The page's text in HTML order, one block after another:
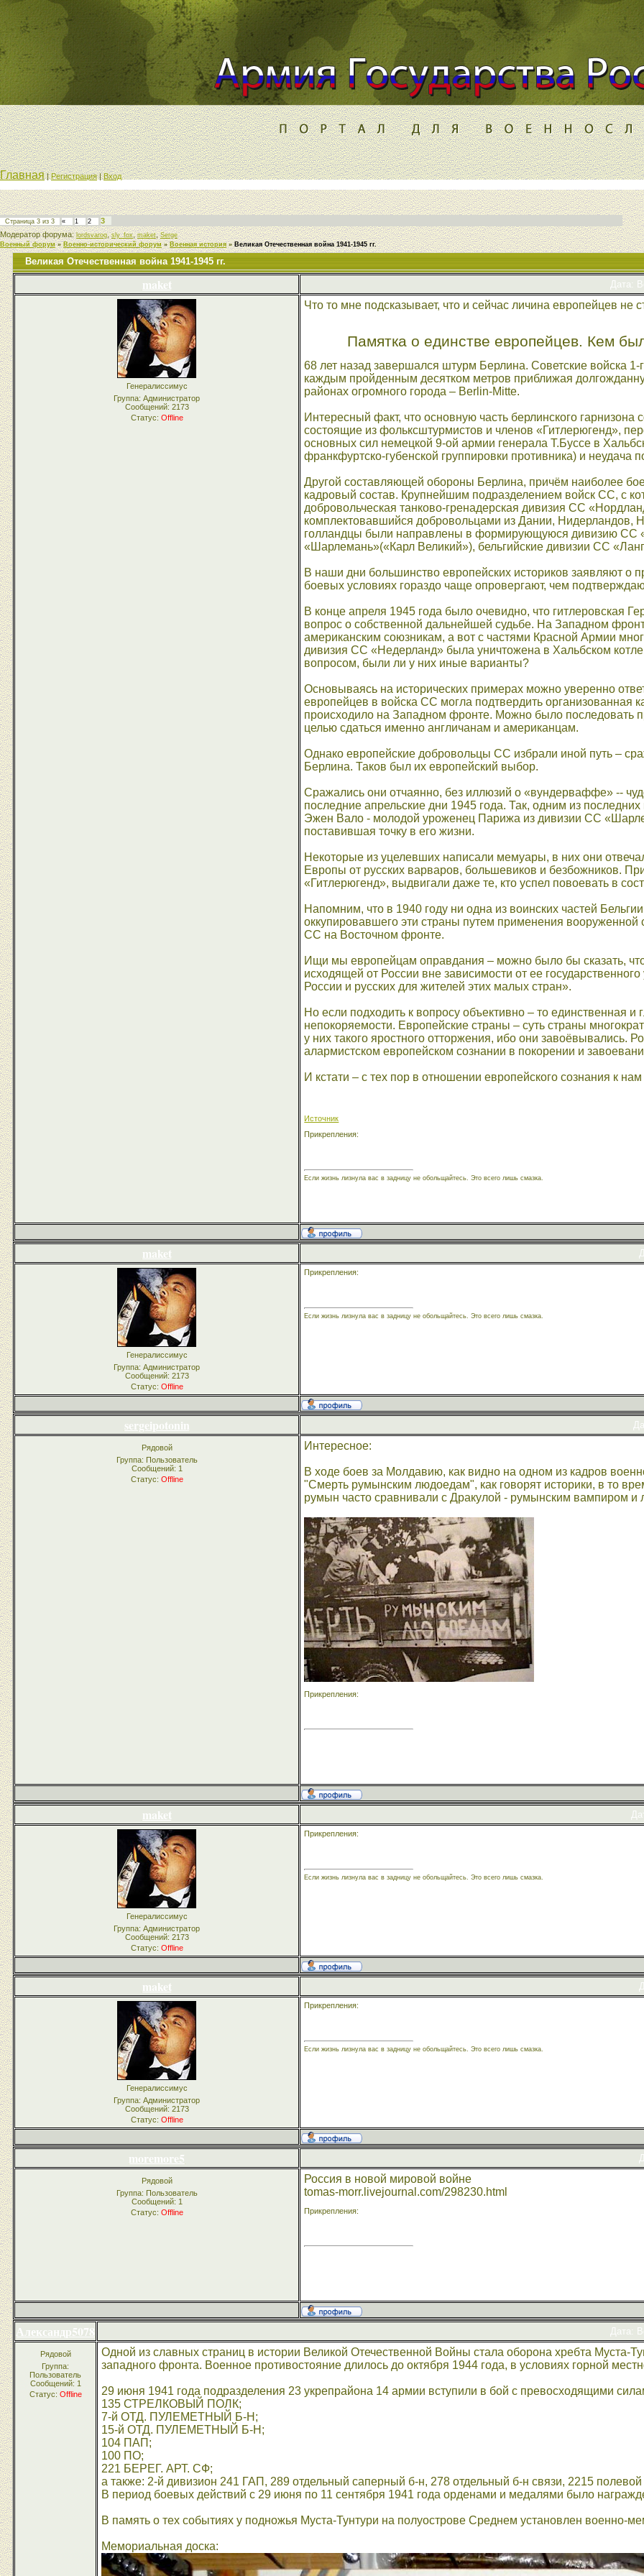
Главная|Регистрация|Вход
Страница 3 из 3 « 1 2
3
Модератор форума:lordsvarog,sly_fox,maket,Serge
Военный форум » Военно-исторический форум » Военная история » Великая Отечественная война 1941-1945 гг.
Великая Отечественная война 1941-1945 гг.
maket Дата:
Генералиссимус
Группа: Администратор
Сообщений: 2173
Статус: Offline
Что то мне подсказывает, что и сейчас личина европейцев не
Памятка о единстве европейцев. Кем
68 лет назад завершался штурм Берлина. Советские войска 1-
каждым пройденным десятком метров приближая
районах огромного города – Berlin-Mitte.
Интересный факт, что основную часть берлинского
состоящие из фольксштурмистов и членов «Гитлерюгенд»,
основных сил немецкой 9-ой армии генерала Т.Буссе в
франкфуртско-губенской группировки противника) и
Другой составляющей обороны Берлина, причём наиболее
кадровый состав. Крупнейшим подразделением войск СС, с
добровольческая танково-гренадерская дивизия СС
комплектовавшийся добровольцами из Дании, Нидерландов,
голландцы были направлены в формирующуюся дивизию СС
«Шарлемань»(«Карл Великий»), бельгийские дивизии СС
В наши дни большинство европейских историков заявляют о
боевых условиях гораздо чаще опровергают, чем
В конце апреля 1945 года было очевидно, что гитлеровская
вопрос о собственной дальнейшей судьбе. На Западном
американским союзникам, а вот с частями Красной Армии
дивизия СС «Недерланд» была уничтожена в Хальбском
вопросом, были ли у них иные варианты?
Основываясь на исторических примерах можно уверенно
европейцев в войска СС могла подтвердить организованная
происходило на Западном фронте. Можно было последовать
целью сдаться именно англичанам и американцам.
Однако европейские добровольцы СС избрали иной путь –
Берлина. Таков был их европейский выбор.
Сражались они отчаянно, без иллюзий о «вундерваффе» --
последние апрельские дни 1945 года. Так, одним из
Эжен Вало - молодой уроженец Парижа из дивизии СС
поставившая точку в его жизни.
Некоторые из уцелевших написали мемуары, в них они
Европы от русских варваров, большевиков и безбожников.
«Гитлерюгенд», выдвигали даже те, кто успел повоевать в
Напомним, что в 1940 году ни одна из воинских частей
оккупировавшего эти страны путем применения вооруженной
СС на Восточном фронте.
Ищи мы европейцам оправдания – можно было бы сказать,
исходящей от России вне зависимости от ее
России и русских для жителей этих малых стран».
Но если подходить к вопросу объективно – то единственная
непокоряемости. Европейские страны – суть страны
у них такого яростного отторжения, ибо они
алармистском европейском сознании в покорении и
И кстати – с тех пор в отношении европейского сознания к
Источник
Прикрепления:
Если жизнь лизнула вас в задницу не обольщайтесь. Это всего лишь смазка.
maket
Генералиссимус
Группа: Администратор
Сообщений: 2173
Статус: Offline
Прикрепления:
Если жизнь лизнула вас в задницу не обольщайтесь. Это всего лишь смазка.
sergeipotonin
Рядовой
Группа: Пользователь
Сообщений: 1
Статус: Offline
Интересное:
В ходе боев за Молдавию, как видно на одном из кадров
"Смерть румынским людоедам", как говорят историки, в то
румын часто сравнивали с Дракулой - румынским вампиром и
Прикрепления:
maket
Генералиссимус
Группа: Администратор
Сообщений: 2173
Статус: Offline
Прикрепления:
Если жизнь лизнула вас в задницу не обольщайтесь. Это всего лишь смазка.
maket
Генералиссимус
Группа: Администратор
Сообщений: 2173
Статус: Offline
Прикрепления:
Если жизнь лизнула вас в задницу не обольщайтесь. Это всего лишь смазка.
moremore5
Рядовой
Группа: Пользователь
Сообщений: 1
Статус: Offline
Россия в новой мировой войне
tomas-morr.livejournal.com/298230.html
Прикрепления:
Александр5078 Дата:
Рядовой
Группа:
Пользователь
Сообщений: 1
Статус: Offline
Одной из славных страниц в истории Великой Отечественной Войны стала оборона хребта
западного фронта. Военное противостояние длилось до октября 1944 года, в условиях горной
29 июня 1941 года подразделения 23 укрепрайона 14 армии вступили в бой с превосходящими
135 СТРЕЛКОВЫЙ ПОЛК;
7-й ОТД. ПУЛЕМЕТНЫЙ Б-Н;
15-й ОТД. ПУЛЕМЕТНЫЙ Б-Н;
104 ПАП;
100 ПО;
221 БЕРЕГ. АРТ. СФ;
а также: 2-й дивизион 241 ГАП, 289 отдельный саперный б-н, 278 отдельный б-н связи, 2215
В период боевых действий с 29 июня по 11 сентября 1941 года орденами и медалями было
В память о тех событиях у подножья Муста-Тунтури на полуострове Среднем установлен военно-
Мемориальная доска: